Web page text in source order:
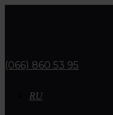
(066) 860 53 95
RU